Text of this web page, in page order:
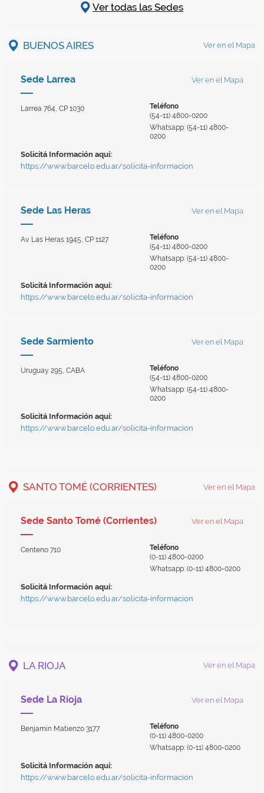
Ver todas las Sedes
BUENOS AIRES Ver en el Mapa
Sede Larrea Ver en el Mapa
Larrea 764, CP 1030
Teléfono
(54-11) 4800-0200
Whatsapp: (54-11) 4800-
0200
Solicitá Información aquí:
https://www.barcelo.edu.ar/solicita-informacion
Sede Las Heras Ver en el Mapa
Av. Las Heras 1945, CP 1127
Teléfono
(54-11) 4800-0200
Whatsapp: (54-11) 4800-
0200
Solicitá Información aquí:
https://www.barcelo.edu.ar/solicita-informacion
Sede Sarmiento Ver en el Mapa
Uruguay 295, CABA
Teléfono
(54-11) 4800-0200
Whatsapp: (54-11) 4800-
0200
Solicitá Información aquí:
https://www.barcelo.edu.ar/solicita-informacion
SANTO TOMÉ (CORRIENTES) Ver en el Mapa
Sede Santo Tomé (Corrientes) Ver en el Mapa
Centeno 710
Teléfono
(0-11) 4800-0200
Whatsapp: (0-11) 4800-0200
Solicitá Información aquí:
https://www.barcelo.edu.ar/solicita-informacion
LA RIOJA Ver en el Mapa
Sede La Rioja Ver en el Mapa
Benjamin Matienzo 3177
Teléfono
(0-11) 4800-0200
Whatsapp: (0-11) 4800-0200
Solicitá Información aquí:
https://www.barcelo.edu.ar/solicita-informacion